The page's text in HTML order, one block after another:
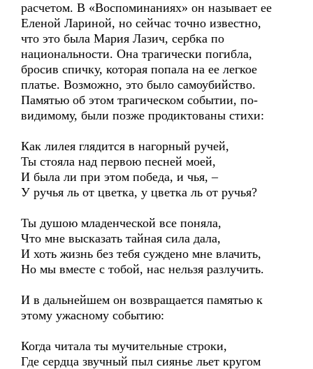
расчетом. В «Воспоминаниях» он называет ее
Еленой Лариной, но сейчас точно известно,
что это была Мария Лазич, сербка по
национальности. Она трагически погибла,
бросив спичку, которая попала на ее легкое
платье. Возможно, это было самоубийство.
Памятью об этом трагическом событии, по-
видимому, были позже продиктованы стихи:
Как лилея глядится в нагорный ручей,
Ты стояла над первою песней моей,
И была ли при этом победа, и чья, –
У ручья ль от цветка, у цветка ль от ручья?
Ты душою младенческой все поняла,
Что мне высказать тайная сила дала,
И хоть жизнь без тебя суждено мне влачить,
Но мы вместе с тобой, нас нельзя разлучить.
И в дальнейшем он возвращается памятью к
этому ужасному событию:
Когда читала ты мучительные строки,
Где сердца звучный пыл сиянье льет кругом